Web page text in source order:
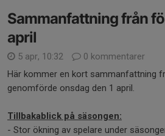
Sammanfattning från
april
5 apr, 10:32
0 kommentarer
Här kommer en kort sammanfattning
genomförde onsdag den 1 april.
Tillbakablick på säsongen:
- Stor ökning av spelare under